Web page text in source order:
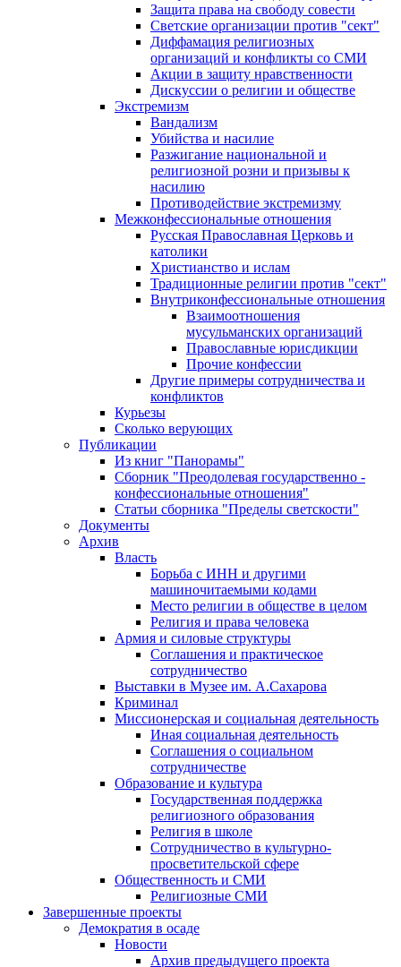
Защита права на свободу совести
Светские организации против "сект"
Диффамация религиозных
организаций и конфликты со СМИ
Акции в защиту нравственности
Дискуссии о религии и обществе
Экстремизм
Вандализм
Убийства и насилие
Разжигание национальной и
религиозной розни и призывы к
насилию
Противодействие экстремизму
Межконфессиональные отношения
Русская Православная Церковь и
католики
Христианство и ислам
Традиционные религии против "сект"
Внутриконфессиональные отношения
Взаимоотношения
мусульманских организаций
Православные юрисдикции
Прочие конфессии
Другие примеры сотрудничества и
конфликтов
Курьезы
Сколько верующих
Публикации
Из книг "Панорамы"
Сборник "Преодолевая государственно -
конфессиональные отношения"
Статьи сборника "Пределы светскости"
Документы
Архив
Власть
Борьба с ИНН и другими
машиночитаемыми кодами
Место религии в обществе в целом
Религия и права человека
Армия и силовые структуры
Соглашения и практическое
сотрудничество
Выставки в Музее им. А.Сахарова
Криминал
Миссионерская и социальная деятельность
Иная социальная деятельность
Соглашения о социальном
сотрудничестве
Образование и культура
Государственная поддержка
религиозного образования
Религия в школе
Сотрудничество в культурно-
просветительской сфере
Общественность и СМИ
Религиозные СМИ
Завершенные проекты
Демократия в осаде
Новости
Архив предыдущего проекта